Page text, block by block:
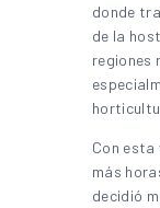
donde
de la
regiones
Con
más
decidió